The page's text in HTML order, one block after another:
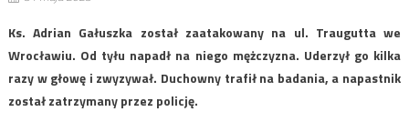
Ks. Adrian Gałuszka został zaatakowany na ul. Traugutta we
Wrocławiu. Od tyłu napadł na niego mężczyzna. Uderzył go kilka
razy w głowę i zwyzywał. Duchowny trafił na badania, a napastnik
został zatrzymany przez policję.